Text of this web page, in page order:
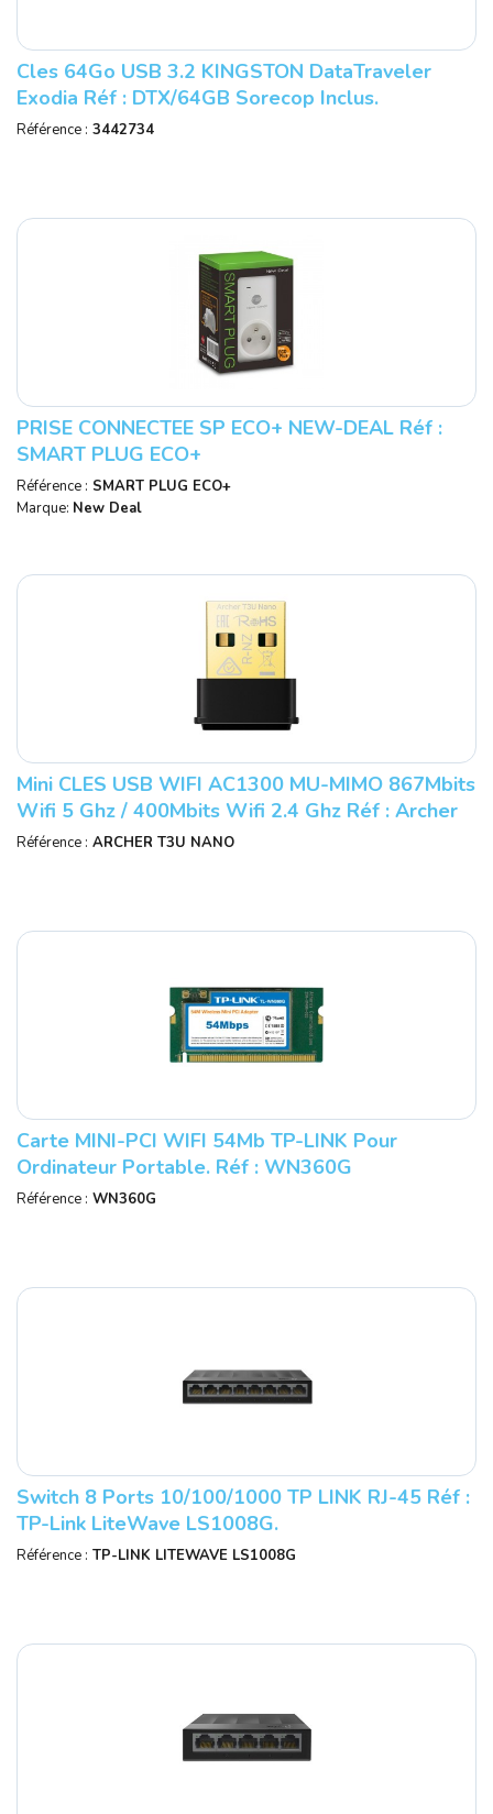
Cles 64Go USB 3.2 KINGSTON DataTraveler
Exodia Réf : DTX/64GB Sorecop Inclus.
Référence : 3442734
PRISE CONNECTEE SP ECO+ NEW-DEAL Réf :
SMART PLUG ECO+
Référence : SMART PLUG ECO+
Marque: New Deal
Mini CLES USB WIFI AC1300 MU-MIMO 867Mbits
Wifi 5 Ghz / 400Mbits Wifi 2.4 Ghz Réf : Archer
T3U NANO.
Référence : ARCHER T3U NANO
Carte MINI-PCI WIFI 54Mb TP-LINK Pour
Ordinateur Portable. Réf : WN360G
Référence : WN360G
Switch 8 Ports 10/100/1000 TP LINK RJ-45 Réf :
TP-Link LiteWave LS1008G.
Référence : TP-LINK LITEWAVE LS1008G